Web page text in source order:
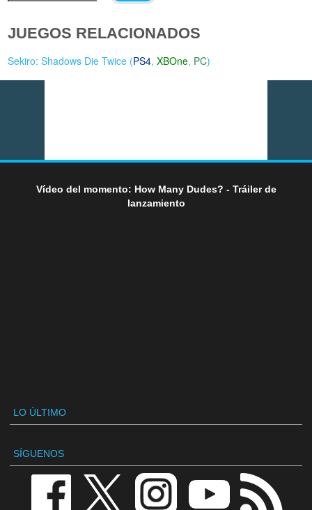
JUEGOS RELACIONADOS
Sekiro: Shadows Die Twice (PS4,XBOne, PC)
Vídeo del momento: How Many Dudes? - Tráiler de
lanzamiento
LO ÚLTIMO
SÍGUENOS